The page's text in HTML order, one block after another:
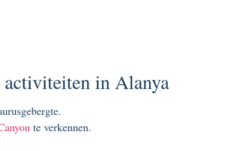
activiteiten in Alanya
te verkennen.